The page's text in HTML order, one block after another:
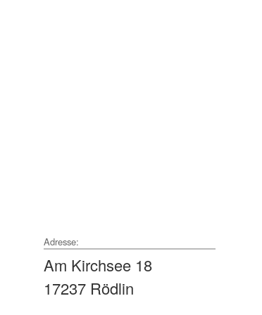
Adresse:
Am Kirchsee 18
17237 Rödlin